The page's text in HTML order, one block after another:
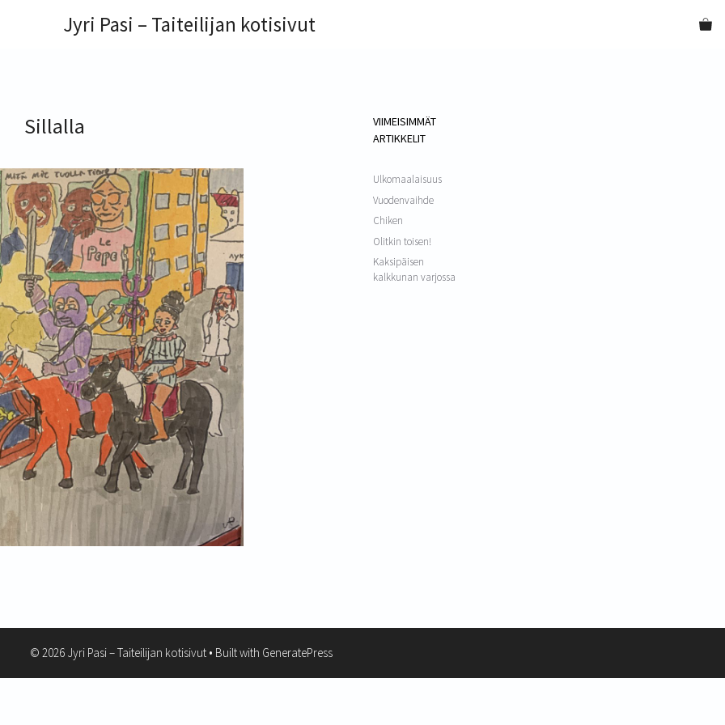
Jyri Pasi – Taiteilijan kotisivut
Sillalla
VIIMEISIMMÄT
ARTIKKELIT
Ulkomaalaisuus
Vuodenvaihde
Chiken
Olitkin toisen!
Kaksipäisen
kalkkunan varjossa
© 2026 Jyri Pasi – Taiteilijan kotisivut • Built with GeneratePress